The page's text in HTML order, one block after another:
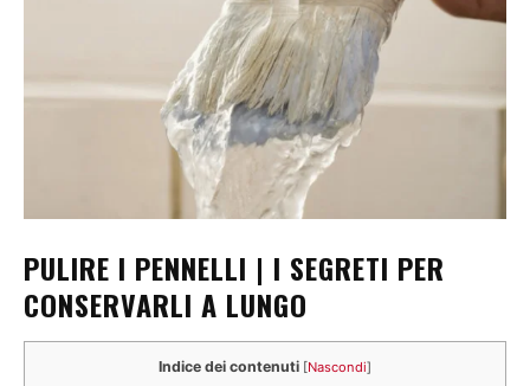
PULIRE I PENNELLI | I SEGRETI PER
CONSERVARLI A LUNGO
Indice dei contenuti [Nascondi]